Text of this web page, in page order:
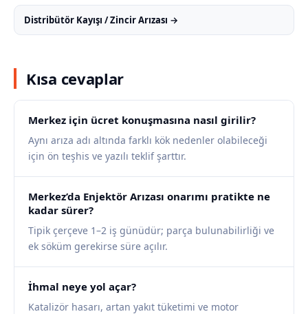
Distribütör Kayışı / Zincir Arızası →
Kısa cevaplar
Merkez için ücret konuşmasına nasıl girilir?
Aynı arıza adı altında farklı kök nedenler olabileceği
için ön teşhis ve yazılı teklif şarttır.
Merkez’da Enjektör Arızası onarımı pratikte ne
kadar sürer?
Tipik çerçeve 1–2 iş günüdür; parça bulunabilirliği ve
ek söküm gerekirse süre açılır.
İhmal neye yol açar?
Katalizör hasarı, artan yakıt tüketimi ve motor